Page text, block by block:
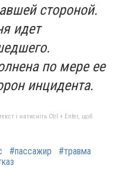
стороной.
идет
по мере ее
инцидента.
і натисніть Ctrl + Enter, щоб
#пассажир
#травма